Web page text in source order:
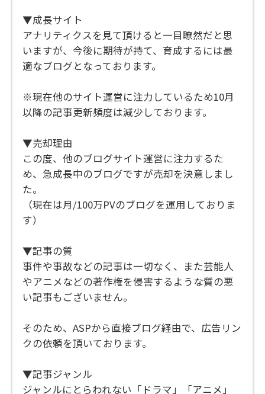
▼成長サイト
アナリティクスを見て頂けると一目瞭然だと思
いますが、今後に期待が持て、育成するには最
適なブログとなっております。
※現在他のサイト運営に注力しているため10月
以降の記事更新頻度は減少しております。
▼売却理由
この度、他のブログサイト運営に注力するた
め、急成長中のブログですが売却を決意しまし
た。
（現在は月/100万PVのブログを運用しておりま
す）
▼記事の質
事件や事故などの記事は一切なく、また芸能人
やアニメなどの著作権を侵害するような質の悪
い記事もございません。
そのため、ASPから直接ブログ経由で、広告リン
クの依頼を頂いております。
▼記事ジャンル
ジャンルにとらわれない「ドラマ」「アニメ」